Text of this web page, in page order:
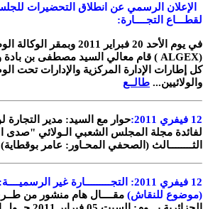
الإعلان الرسمي عن انطلاق التحضيرات
لقطـــاع التجــــارة:
في يوم الأحد 20 فبراير 2011 وبمقر الوكالة الوطنية للتجارة الخارجية
(ALGEX )
قام معالي السيد مصطفى بن بادة
كل إطارات الإدارة المركزية والإدارات تحت
والولائيين... طالــع
12 فيفري 2011 :حوار مع السيد: مدير التجارة
لفائدة مجلة المجلس الشعبي الـولائي "صدى
الثــــــــالث (الصحفي المحـاور: عامر بوقطاية
12
فيفري 2011: التجـــــــــارة غير
(موضوع للنقاش) مقــــال هام منشور من طــرف